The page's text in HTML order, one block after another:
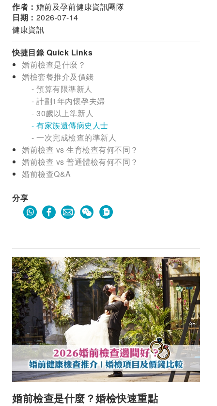
作者： 婚前及孕前健康資訊團隊
日期： 2026-07-14
健康資訊
快捷目錄 Quick Links
婚前檢查是什麼？
婚檢套餐推介及價錢
- 預算有限準新人
- 計劃1年內懷孕夫婦
- 30歲以上準新人
- 有家族遺傳病史人士
- 一次完成檢查的準新人
婚前檢查 vs 生育檢查有何不同？
婚前檢查 vs 普通體檢有何不同？
婚前檢查Q&A
分享
婚前檢查是什麼？婚檢快速重點